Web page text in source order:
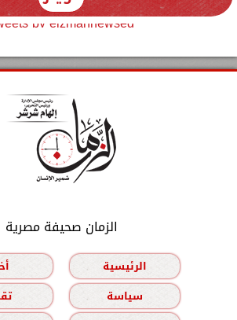
by elzmannewseg
الزمان صحيفة مصرية
الرئيسية
سياسة